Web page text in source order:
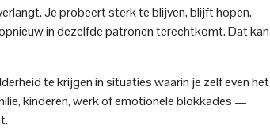
Je probeert sterk te blijven, blijft hopen,
in dezelfde patronen terechtkomt. Dat kan
te krijgen in situaties waarin je zelf even het
kinderen, werk of emotionele blokkades —